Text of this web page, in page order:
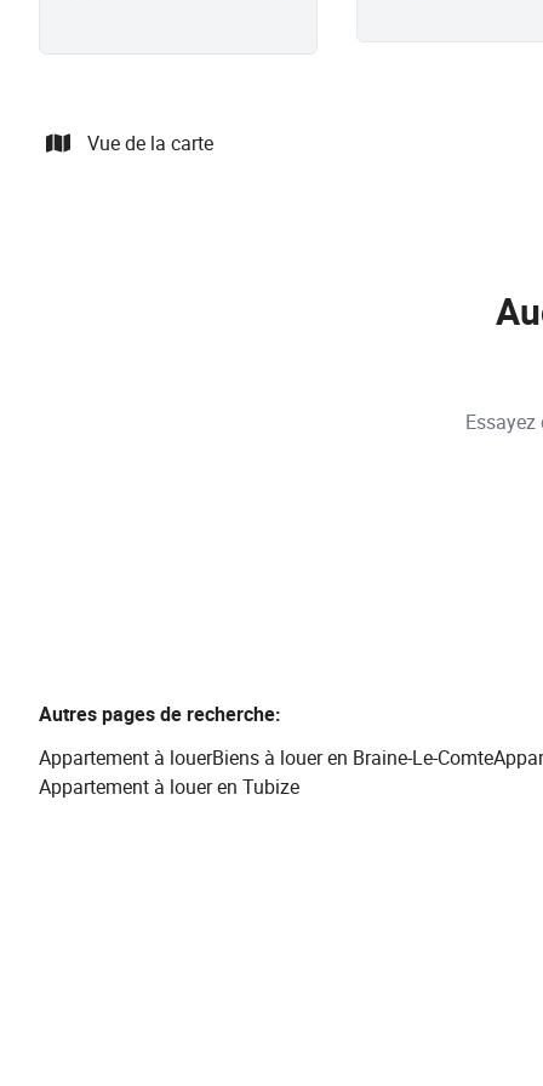
Vue de la carte
Autres pages de recherche:
Appartement à louerBiens à louer en Braine-Le-Comte
Appartement à louer en Tubize